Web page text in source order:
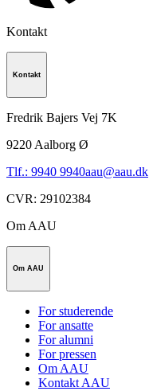
Kontakt
Kontakt
Fredrik Bajers Vej 7K
9220 Aalborg Ø
Tlf.: 9940 9940aau@aau.dk
CVR: 29102384
Om AAU
Om AAU
For studerende
For ansatte
For alumni
For pressen
Om AAU
Kontakt AAU